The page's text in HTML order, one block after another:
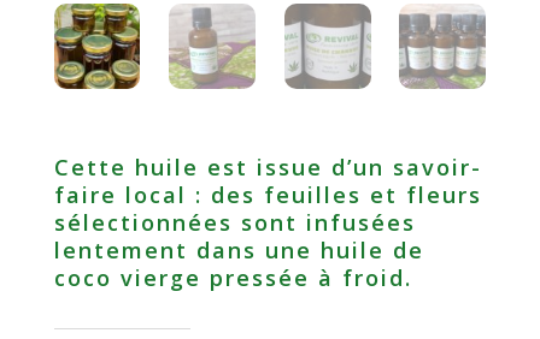
Cette huile est issue d’un savoir-
faire local : des feuilles et fleurs
sélectionnées sont infusées
lentement dans une huile de
coco vierge pressée à froid.